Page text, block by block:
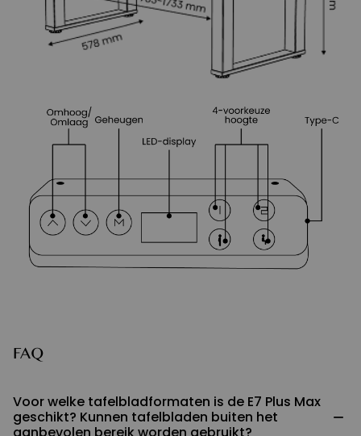
FAQ
Voor welke tafelbladformaten is de E7 Plus Max
geschikt? Kunnen tafelbladen buiten het
−